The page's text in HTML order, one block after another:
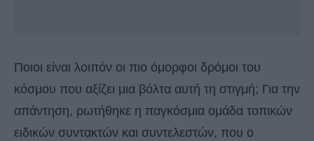
Ποιοι είναι λοιπόν οι πιο όμορφοι δρόμοι του
κόσμου που αξίζει μια βόλτα αυτή τη στιγμή; Για την
απάντηση, ρωτήθηκε η παγκόσμια ομάδα τοπικών
ειδικών συντακτών και συντελεστών, που ο